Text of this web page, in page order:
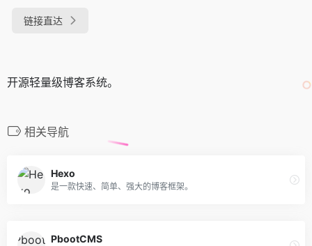
链接直达
开源轻量级博客系统。
相关导航
Hexo
是一款快速、简单、强大的博客框架。
PbootCMS